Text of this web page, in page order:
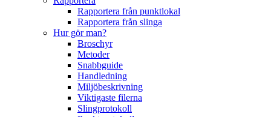
Rapportera från punktlokal
Rapportera från slinga
Hur gör man?
Broschyr
Metoder
Snabbguide
Handledning
Miljöbeskrivning
Viktigaste filerna
Slingprotokoll